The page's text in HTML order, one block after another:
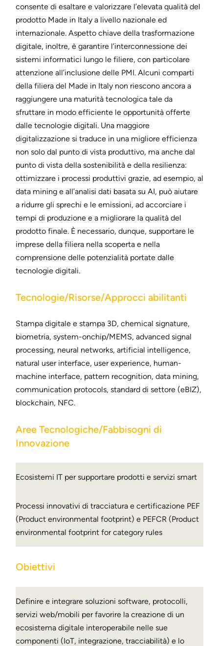
consente di esaltare e valorizzare l’elevata qualità del
prodotto Made in Italy a livello nazionale ed
internazionale. Aspetto chiave della trasformazione
digitale, inoltre, è garantire l’interconnessione dei
sistemi informatici lungo le filiere, con particolare
attenzione all’inclusione delle PMI. Alcuni comparti
della filiera del Made in Italy non riescono ancora a
raggiungere una maturità tecnologica tale da
sfruttare in modo efficiente le opportunità offerte
dalle tecnologie digitali. Una maggiore
digitalizzazione si traduce in una migliore efficienza
non solo dal punto di vista produttivo, ma anche dal
punto di vista della sostenibilità e della resilienza:
ottimizzare i processi produttivi grazie, ad esempio, al
data mining e all’analisi dati basata su AI, può aiutare
a ridurre gli sprechi e le emissioni, ad accorciare i
tempi di produzione e a migliorare la qualità del
prodotto finale. È necessario, dunque, supportare le
imprese della filiera nella scoperta e nella
comprensione delle potenzialità portate dalle
tecnologie digitali.
Tecnologie/Risorse/Approcci abilitanti
Stampa digitale e stampa 3D, chemical signature,
biometria, system-onchip/MEMS, advanced signal
processing, neural networks, artificial intelligence,
natural user interface, user experience, human-
machine interface, pattern recognition, data mining,
communication protocols, standard di settore (eBIZ),
blockchain, NFC.
Aree Tecnologiche/Fabbisogni di
Innovazione
Ecosistemi IT per supportare prodotti e servizi smart
Processi innovativi di tracciatura e certificazione PEF
(Product environmental footprint) e PEFCR (Product
environmental footprint for category rules
Obiettivi
Definire e integrare soluzioni software, protocolli,
servizi web/mobili per favorire la creazione di un
ecosistema digitale interoperabile nelle sue
componenti (IoT, integrazione, tracciabilità) e lo